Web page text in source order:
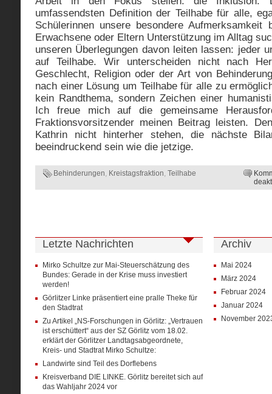
umfassendsten Definition der Teilhabe für alle,
Schülerinnen unsere besondere Aufmerksamkeit
Erwachsene oder Eltern Unterstützung im Alltag
unseren Überlegungen davon leiten lassen: jeder
auf Teilhabe. Wir unterscheiden nicht nach
Geschlecht, Religion oder der Art von
nach einer Lösung um Teilhabe für alle zu
kein Randthema, sondern Zeichen einer
Ich freue mich auf die gemeinsame
Fraktionsvorsitzender meinen Beitrag leisten.
Kathrin nicht hinterher stehen, die nächste
beeindruckend sein wie die jetzige.
Behinderungen, Kreistagsfraktion, Teilhabe
Letzte Nachrichten
Mirko Schultze zur Mai-Steuerschätzung des
Bundes: Gerade in der Krise muss investiert
werden!
Görlitzer Linke präsentiert eine pralle Theke für
den Stadtrat
Zu Artikel „NS-Forschungen in Görlitz: „Vertrauen
ist erschüttert“ aus der SZ Görlitz vom 18.02.
erklärt der Görlitzer Landtagsabgeordnete,
Kreis- und Stadtrat Mirko Schultze:
Landwirte sind Teil des Dorflebens
Kreisverband DIE LINKE. Görlitz bereitet sich auf
das Wahljahr 2024 vor
Archiv
Mai 2024
März 2024
Februar 2024
Januar 2024
November